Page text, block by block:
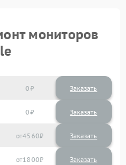
мониторов
0 Заказать
0 Заказать
4560
1800